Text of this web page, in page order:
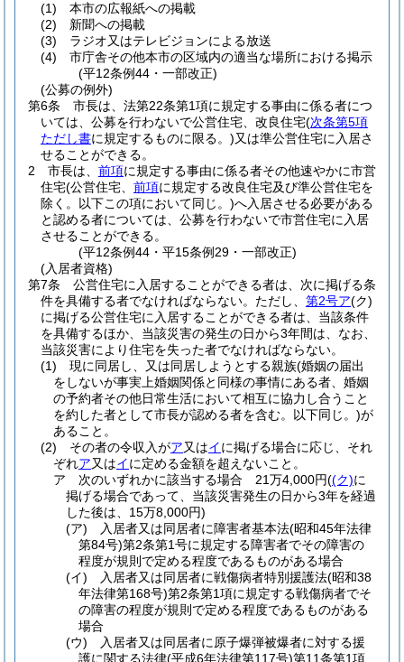
(1)
本市の広報紙への掲載
(2)
新聞への掲載
(3)
ラジオ又はテレビジョンによる放送
(4)
市庁舎その他本市の区域内の適当な場所における掲示
(平12条例44・一部改正)
(公募の例外)
第6条
市長は、法第22条第1項に規定する事由に係る者につ
いては、公募を行わないで公営住宅、改良住宅(次条第5項
ただし書に規定するものに限る。)又は準公営住宅に入居さ
せることができる。
2
市長は、 前項に規定する事由に係る者その他速やかに市営
住宅(公営住宅、 前項に規定する改良住宅及び準公営住宅を
除く。以下この項において同じ。)へ入居させる必要がある
と認める者については、公募を行わないで市営住宅に入居
させることができる。
(平12条例44・平15条例29・一部改正)
(入居者資格)
第7条
公営住宅に入居することができる者は、次に掲げる条
件を具備する者でなければならない。 ただし、 第2号ア(ク)
に掲げる公営住宅に入居することができる者は、当該条件
を具備するほか、当該災害の発生の日から3年間は、なお、
当該災害により住宅を失った者でなければならない。
(1)
現に同居し、又は同居しようとする親族(婚姻の届出
をしないが事実上婚姻関係と同様の事情にある者、婚姻
の予約者その他日常生活において相互に協力し合うこと
を約した者として市長が認める者を含む。以下同じ。)が
あること。
(2)
その者の令収入がア又はイに掲げる場合に応じ、それ
ぞれア又はイに定める金額を超えないこと。
ア
次のいずれかに該当する場合 21万4,000円((ク)に
掲げる場合であって、当該災害発生の日から3年を経過
した後は、15万8,000円)
(ア)
入居者又は同居者に障害者基本法(昭和45年法律
第84号)第2条第1号に規定する障害者でその障害の
程度が規則で定める程度であるものがある場合
(イ)
入居者又は同居者に戦傷病者特別援護法(昭和38
年法律第168号)第2条第1項に規定する戦傷病者でそ
の障害の程度が規則で定める程度であるものがある
場合
(ウ)
入居者又は同居者に原子爆弾被爆者に対する援
護に関する法律(平成6年法律第117号)第11条第1項